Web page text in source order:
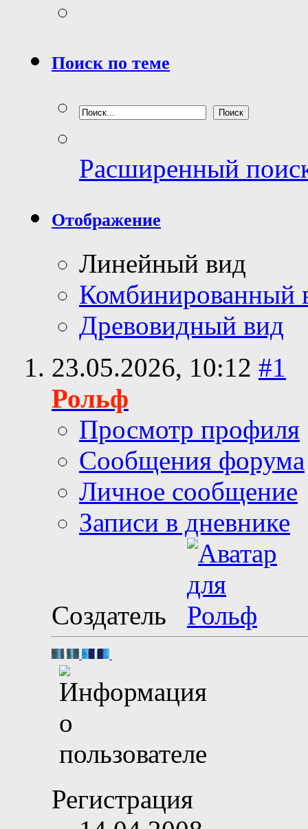
Поиск по теме
Расширенный
Отображение
Линейный вид
Комбинированный
Древовидный вид
23.05.2026, 10:12 #1
Рольф
Просмотр профиля
Сообщения форума
Личное сообщение
Записи в дневнике
Создатель
Регистрация